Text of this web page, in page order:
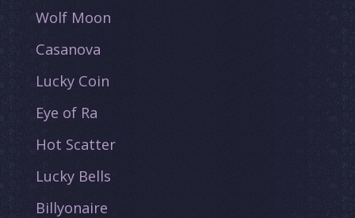
Wolf Moon
Casanova
Lucky Coin
Eye of Ra
Hot Scatter
Lucky Bells
Billyonaire